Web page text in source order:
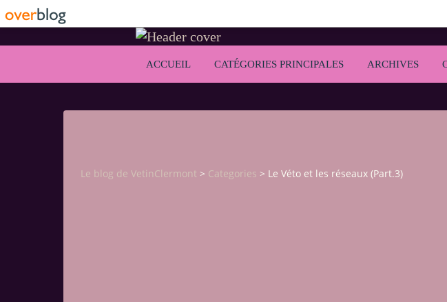
ACCUEIL CATÉGORIES PRINCIPALES ARCHIVES
Le blog de VetinClermont > Categories > Le Véto et les réseaux (Part.3)